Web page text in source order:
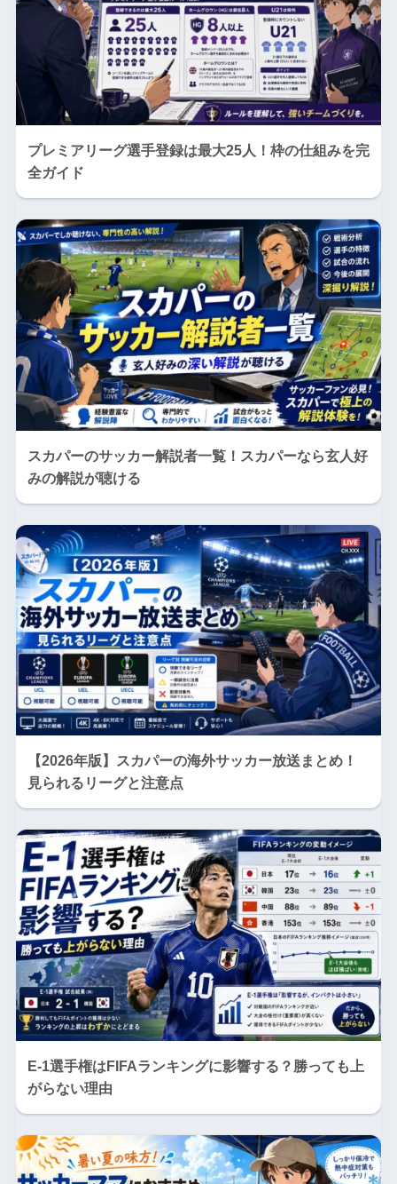
プレミアリーグ選手登録は最大25人！枠の仕組みを完
全ガイド
スカパーのサッカー解説者一覧！スカパーなら玄人好
みの解説が聴ける
【2026年版】スカパーの海外サッカー放送まとめ！
見られるリーグと注意点
E-1選手権はFIFAランキングに影響する？勝っても上
がらない理由